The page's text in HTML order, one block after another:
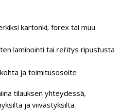
kartonki, forex tai muu
laminointi tai rei’itys ripustusta
ja toimitusosoite
tilauksen yhteydessä,
ja viivästyksiltä.